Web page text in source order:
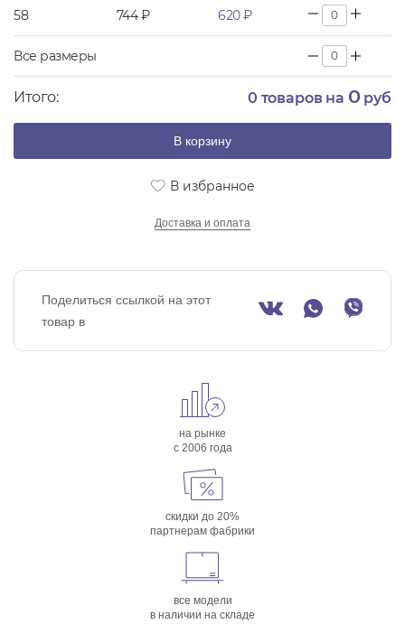
58 744 ₽ 620 ₽
Все размеры
Итого: 0 товаров на 0руб
В корзину
В избранное
Доставка и оплата
Поделиться ссылкой на этот
товар в
на рынке
с 2006 года
скидки до 20%
партнерам фабрики
все модели
в наличии на складе